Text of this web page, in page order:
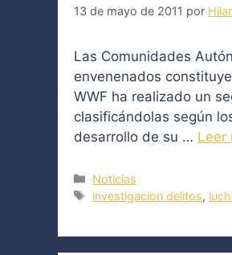
13 de mayo de 2011 por
Las Comunidades
envenenados
WWF ha realizado un
clasificándolas según
desarrollo de su … Leer
Categorías
Noticias
Etiquetas
investigacion delitos,